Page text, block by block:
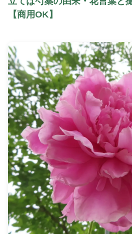
【商用OK】